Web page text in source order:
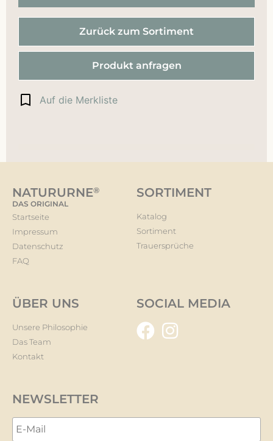
Zurück zum Sortiment
Produkt anfragen
Auf die Merkliste
NATURURNE®
DAS ORIGINAL
Startseite
Impressum
Datenschutz
FAQ
SORTIMENT
Katalog
Sortiment
Trauersprüche
ÜBER UNS
Unsere Philosophie
Das Team
Kontakt
SOCIAL MEDIA
NEWSLETTER